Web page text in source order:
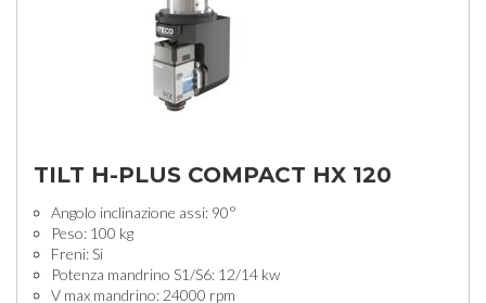
TILT H-PLUS COMPACT HX 120
Angolo inclinazione assi: 90°
Peso: 100 kg
Freni: Si
Potenza mandrino S1/S6: 12/14 kw
V max mandrino: 24000 rpm